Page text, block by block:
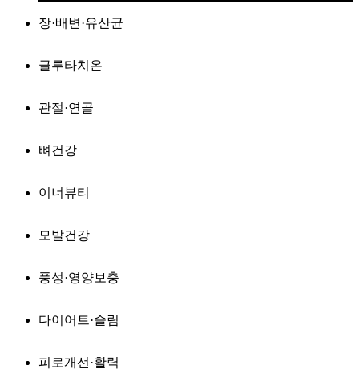
장·배변·유산균
글루타치온
관절·연골
뼈건강
이너뷰티
모발건강
풍성·영양보충
다이어트·슬림
피로개선·활력